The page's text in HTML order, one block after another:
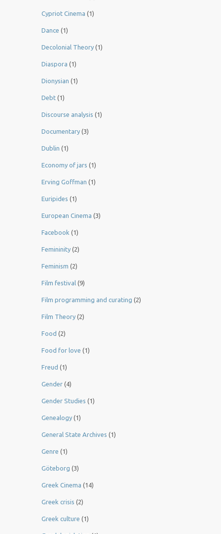
Cypriot Cinema (1)
Dance (1)
Decolonial Theory (1)
Diaspora (1)
Dionysian (1)
Debt (1)
Discourse analysis (1)
Documentary (3)
Dublin (1)
Economy of jars (1)
Erving Goffman (1)
Euripides (1)
European Cinema (3)
Facebook (1)
Femininity (2)
Feminism (2)
Film festival (9)
Film programming and curating (2)
Film Theory (2)
Food (2)
Food for love (1)
Freud (1)
Gender (4)
Gender Studies (1)
Genealogy (1)
General State Archives (1)
Genre (1)
Göteborg (3)
Greek Cinema (14)
Greek crisis (2)
Greek culture (1)